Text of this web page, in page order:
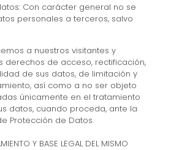
Con carácter general no se
personales a terceros, salvo
a nuestros visitantes y
derechos de acceso, rectificación,
de sus datos, de limitación y
así como a no ser objeto
únicamente en el tratamiento
datos, cuando proceda, ante la
Protección de Datos.
Y BASE LEGAL DEL MISMO